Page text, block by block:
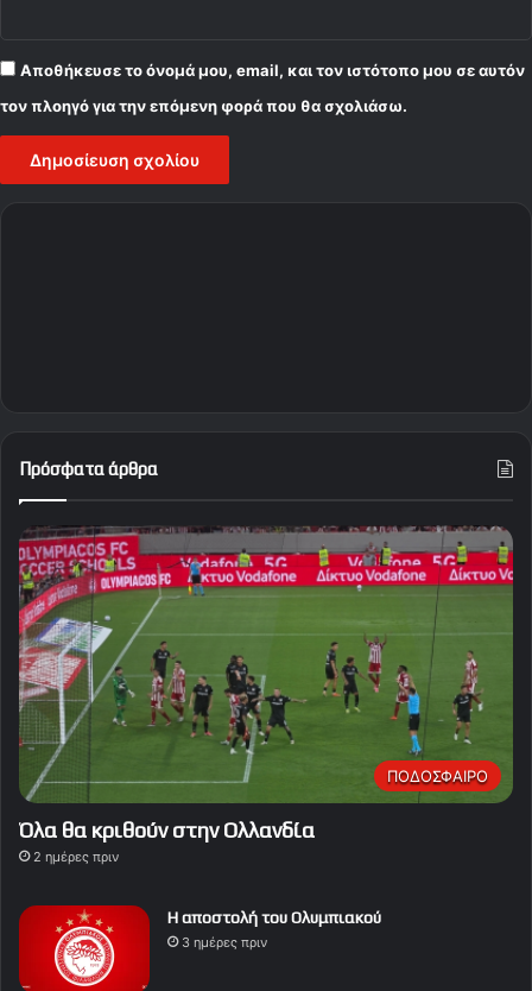
Αποθήκευσε το όνομά μου, email, και τον ιστότοπο μου σε αυτόν
τον πλοηγό για την επόμενη φορά που θα σχολιάσω.
Πρόσφατα άρθρα
ΠΟΔΟΣΦΑΙΡΟ
Όλα θα κριθούν στην Ολλανδία
2 ημέρες πριν
Η αποστολή του Ολυμπιακού
3 ημέρες πριν